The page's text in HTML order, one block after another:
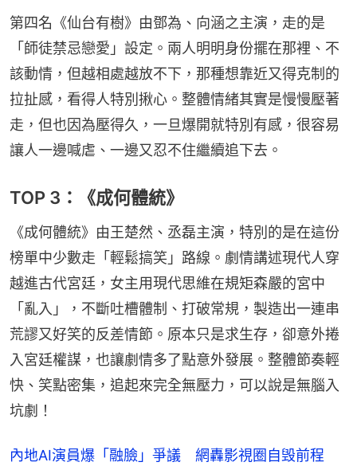
第四名《仙台有樹》由鄧為、向涵之主演，走的是
「師徒禁忌戀愛」設定。兩人明明身份擺在那裡、不
該動情，但越相處越放不下，那種想靠近又得克制的
拉扯感，看得人特別揪心。整體情緒其實是慢慢壓著
走，但也因為壓得久，一旦爆開就特別有感，很容易
讓人一邊喊虐、一邊又忍不住繼續追下去。
TOP 3：《成何體統》
《成何體統》由王楚然、丞磊主演，特別的是在這份
榜單中少數走「輕鬆搞笑」路線。劇情講述現代人穿
越進古代宮廷，女主用現代思維在規矩森嚴的宮中
「亂入」，不斷吐槽體制、打破常規，製造出一連串
荒謬又好笑的反差情節。原本只是求生存，卻意外捲
入宮廷權謀，也讓劇情多了點意外發展。整體節奏輕
快、笑點密集，追起來完全無壓力，可以說是無腦入
坑劇！
內地AI演員爆「融臉」爭議 網轟影視圈自毁前程